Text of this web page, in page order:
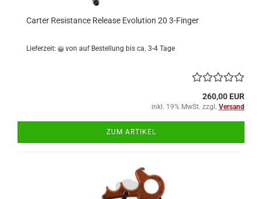
Carter Resistance Release Evolution 20 3-Finger
Lieferzeit: von auf Bestellung bis ca. 3-4 Tage
260,00 EUR
inkl. 19% MwSt. zzgl. Versand
ZUM ARTIKEL